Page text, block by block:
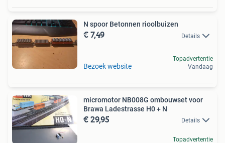
N spoor Betonnen rioolbuizen
€ 7,49 Details
Bezoek website
Topadvertentie
Vandaag
micromotor NB008G ombouwset voor
Brawa Ladestrasse H0 + N
€ 29,95 Details
Topadvertentie